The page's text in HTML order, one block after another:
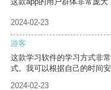
2024-02-23
游客
这款学习软件的学习方式非
式。我可以根据自己的时间安
2024-02-23